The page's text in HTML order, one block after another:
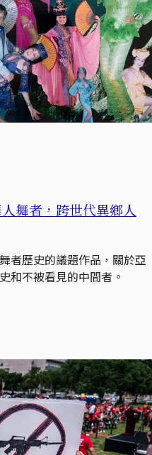
舞者，跨世代異鄉人
者歷史的議題作品，關於亞
和不被看見的中間者。